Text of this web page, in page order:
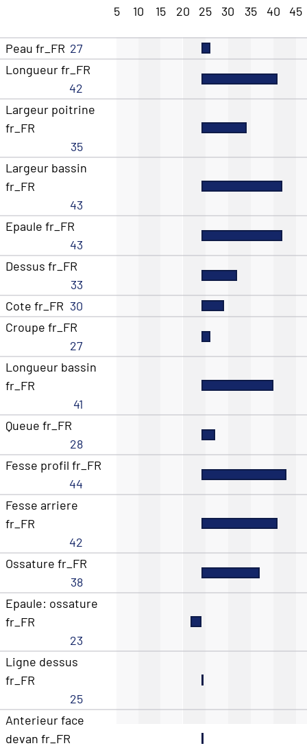
5 10 15 20 25 30 35 40 45
Peau fr_FR 27
Longueur fr_FR
42
Largeur poitrine
fr_FR
35
Largeur bassin
fr_FR
43
Epaule fr_FR
43
Dessus fr_FR
33
Cote fr_FR 30
Croupe fr_FR
27
Longueur bassin
fr_FR
41
Queue fr_FR
28
Fesse profil fr_FR
44
Fesse arriere
fr_FR
42
Ossature fr_FR
38
Epaule: ossature
fr_FR
23
Ligne dessus
fr_FR
25
Anterieur face
devan fr_FR